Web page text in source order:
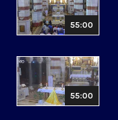
55:00
55:00